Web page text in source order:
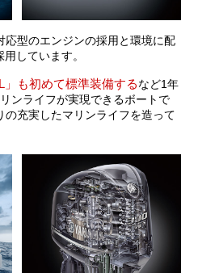
応型のエンジンの採用と環境に配
しています。
も初めて標準装備するなど1年
ンライフが実現できるボートで
充実したマリンライフを造って